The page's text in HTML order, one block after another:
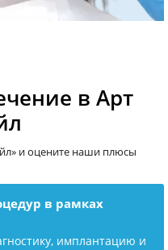
в Арт
и оцените наши плюсы
в рамках
имплантацию и